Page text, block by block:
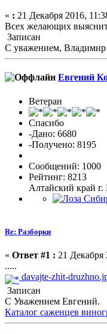
« : 21 Декабря 2016,
Всех желающих
Записан
С уважением, Владимир
Евгений
Ветеран
Спасибо
-Дано: 6680
-Получено: 8195
Сообщений: 1000
Рейтинг: 8213
Алтайский край г.
Re: Разборки
« Ответ #1 : 21 Декабря
.....
davajte-zhit-
Записан
С Уважением Евгений.
Каталог саженцев